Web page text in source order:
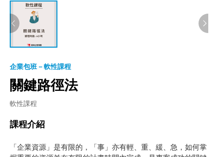
企業包班－軟性課程
關鍵路徑法
軟性課程
課程介紹
「企業資源」是有限的，「事」亦有輕、重、緩、急，如何掌